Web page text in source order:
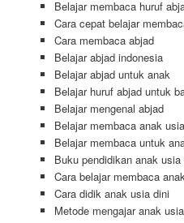
Belajar membaca huruf
Cara cepat belajar
Cara membaca abjad
Belajar abjad indonesia
Belajar abjad untuk anak
Belajar huruf abjad untuk
Belajar mengenal abjad
Belajar membaca anak
Belajar membaca untuk
Buku pendidikan anak usia
Cara belajar membaca
Cara didik anak usia dini
Metode mengajar anak